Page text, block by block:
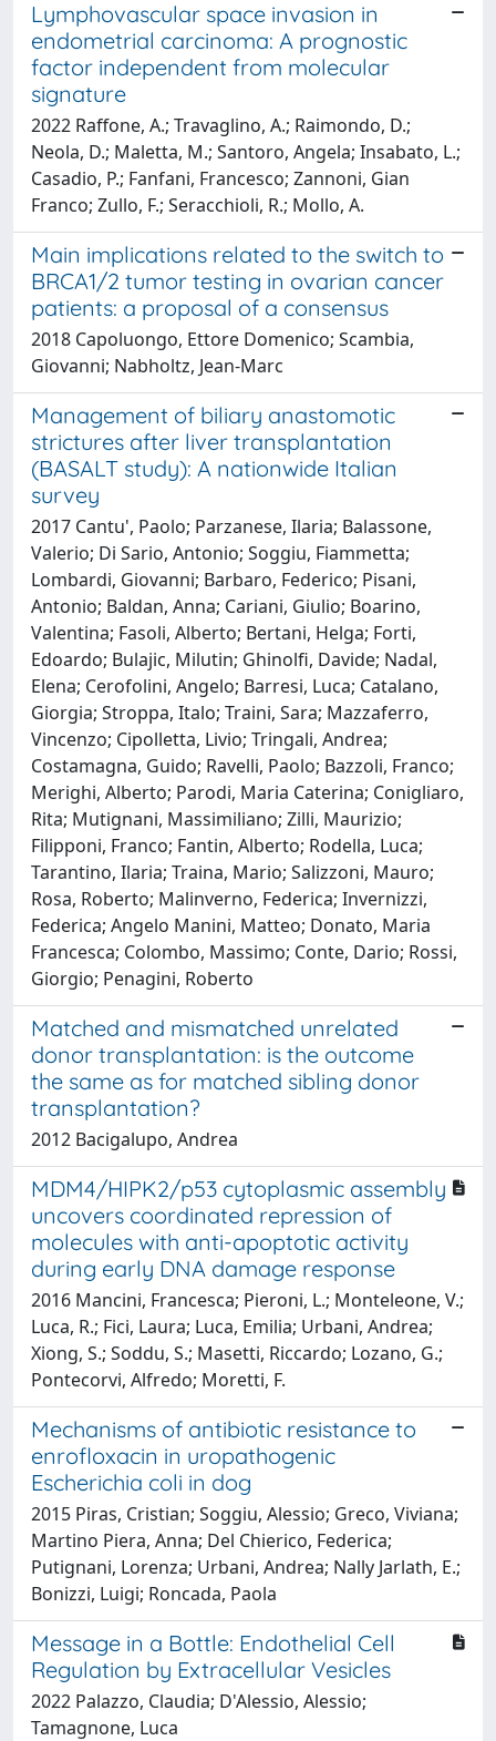
Lymphovascular space invasion in
endometrial carcinoma: A prognostic
factor independent from molecular
signature
2022 Raffone, A.; Travaglino, A.; Raimondo, D.;
Neola, D.; Maletta, M.; Santoro, Angela; Insabato, L.;
Casadio, P.; Fanfani, Francesco; Zannoni, Gian
Franco; Zullo, F.; Seracchioli, R.; Mollo, A.
Main implications related to the switch to
BRCA1/2 tumor testing in ovarian cancer
patients: a proposal of a consensus
2018 Capoluongo, Ettore Domenico; Scambia,
Giovanni; Nabholtz, Jean-Marc
Management of biliary anastomotic
strictures after liver transplantation
(BASALT study): A nationwide Italian
survey
2017 Cantu', Paolo; Parzanese, Ilaria; Balassone,
Valerio; Di Sario, Antonio; Soggiu, Fiammetta;
Lombardi, Giovanni; Barbaro, Federico; Pisani,
Antonio; Baldan, Anna; Cariani, Giulio; Boarino,
Valentina; Fasoli, Alberto; Bertani, Helga; Forti,
Edoardo; Bulajic, Milutin; Ghinolfi, Davide; Nadal,
Elena; Cerofolini, Angelo; Barresi, Luca; Catalano,
Giorgia; Stroppa, Italo; Traini, Sara; Mazzaferro,
Vincenzo; Cipolletta, Livio; Tringali, Andrea;
Costamagna, Guido; Ravelli, Paolo; Bazzoli, Franco;
Merighi, Alberto; Parodi, Maria Caterina; Conigliaro,
Rita; Mutignani, Massimiliano; Zilli, Maurizio;
Filipponi, Franco; Fantin, Alberto; Rodella, Luca;
Tarantino, Ilaria; Traina, Mario; Salizzoni, Mauro;
Rosa, Roberto; Malinverno, Federica; Invernizzi,
Federica; Angelo Manini, Matteo; Donato, Maria
Francesca; Colombo, Massimo; Conte, Dario; Rossi,
Giorgio; Penagini, Roberto
Matched and mismatched unrelated
donor transplantation: is the outcome
the same as for matched sibling donor
transplantation?
2012 Bacigalupo, Andrea
MDM4/HIPK2/p53 cytoplasmic assembly
uncovers coordinated repression of
molecules with anti-apoptotic activity
during early DNA damage response
2016 Mancini, Francesca; Pieroni, L.; Monteleone, V.;
Luca, R.; Fici, Laura; Luca, Emilia; Urbani, Andrea;
Xiong, S.; Soddu, S.; Masetti, Riccardo; Lozano, G.;
Pontecorvi, Alfredo; Moretti, F.
Mechanisms of antibiotic resistance to
enrofloxacin in uropathogenic
Escherichia coli in dog
2015 Piras, Cristian; Soggiu, Alessio; Greco, Viviana;
Martino Piera, Anna; Del Chierico, Federica;
Putignani, Lorenza; Urbani, Andrea; Nally Jarlath, E.;
Bonizzi, Luigi; Roncada, Paola
Message in a Bottle: Endothelial Cell
Regulation by Extracellular Vesicles
2022 Palazzo, Claudia; D'Alessio, Alessio;
Tamagnone, Luca